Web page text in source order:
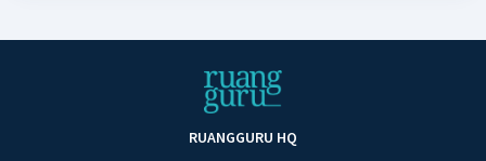
RUANGGURU HQ